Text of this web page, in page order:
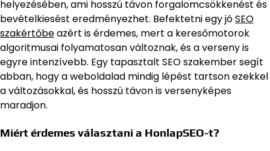
helyezésében, ami hosszú távon forgalomcsökkenést és
bevételkiesést eredményezhet. Befektetni egy jóSEO
szakértőbeazért is érdemes, mert a keresőmotorok
algoritmusai folyamatosan változnak, és a verseny is
egyre intenzívebb. Egy tapasztalt SEO szakember segít
abban, hogy a weboldalad mindig lépést tartson ezekkel
a változásokkal, és hosszú távon is versenyképes
maradjon.
Miért érdemes választani a HonlapSEO-t?